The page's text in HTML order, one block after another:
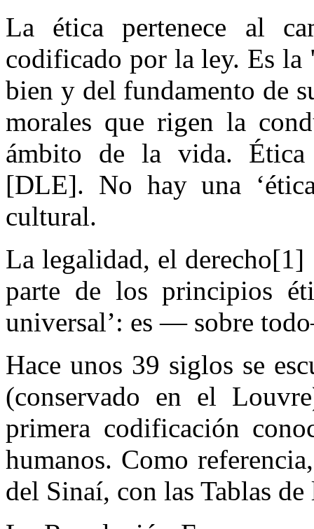
La ética pertenece al
codificado por la ley. Es la
bien y del fundamento de
morales que rigen la
ámbito de la vida. Ética
[DLE]. No hay una
cultural.
La legalidad, el
parte de los principios
universal’: es — sobre
Hace unos 39 siglos se
(conservado en el
primera codificación
humanos. Como
del Sinaí, con las Tablas